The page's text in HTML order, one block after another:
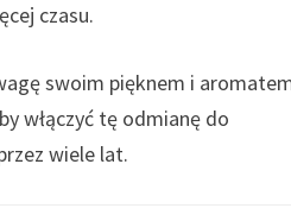
czasu.
swoim pięknem i
włączyć tę odmianę do
wiele lat.